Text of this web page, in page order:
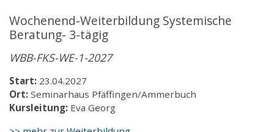
Wochenend-Weiterbildung Systemische
Beratung- 3-tägig
WBB-FKS-WE-1-2027
Start: 23.04.2027
Ort: Seminarhaus Pfäffingen/Ammerbuch
Kursleitung: Eva Georg